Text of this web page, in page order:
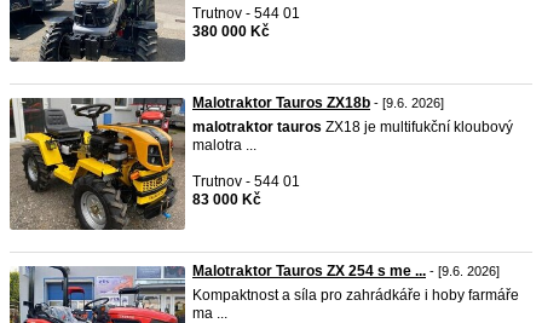
Trutnov - 544 01
380 000 Kč
Malotraktor Tauros ZX18b - [9.6. 2026]
malotraktor tauros ZX18 je multifukční kloubový
malotra ...
Trutnov - 544 01
83 000 Kč
Malotraktor Tauros ZX 254 s me ... - [9.6. 2026]
Kompaktnost a síla pro zahrádkáře i hoby farmáře
ma ...